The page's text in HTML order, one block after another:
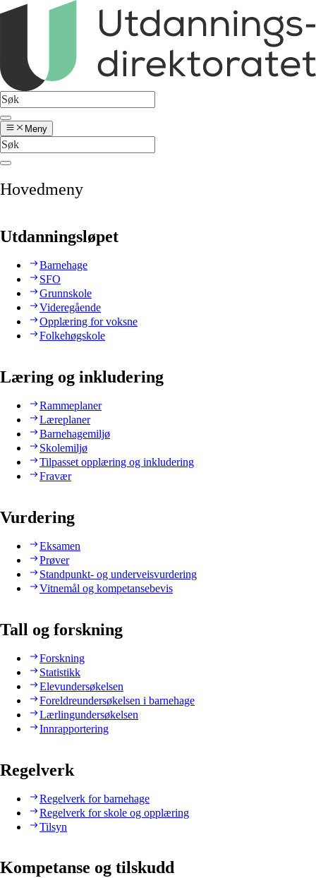
Meny
Hovedmeny
Utdanningsløpet
Barnehage
SFO
Grunnskole
Videregående
Opplæring for voksne
Folkehøgskole
Læring og inkludering
Rammeplaner
Læreplaner
Barnehagemiljø
Skolemiljø
Tilpasset opplæring og inkludering
Fravær
Vurdering
Eksamen
Prøver
Standpunkt- og underveisvurdering
Vitnemål og kompetansebevis
Tall og forskning
Forskning
Statistikk
Elevundersøkelsen
Foreldreundersøkelsen i barnehage
Lærlingundersøkelsen
Innrapportering
Regelverk
Regelverk for barnehage
Regelverk for skole og opplæring
Tilsyn
Kompetanse og tilskudd